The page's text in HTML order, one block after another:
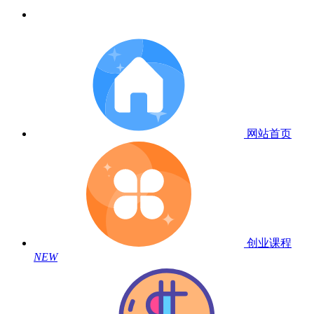
网站首页
创业课程
NEW